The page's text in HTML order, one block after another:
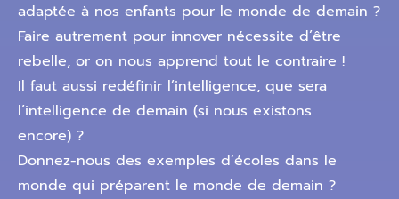
adaptée à nos enfants pour le monde de demain ?
Faire autrement pour innover nécessite d’être
rebelle, or on nous apprend tout le contraire !
Il faut aussi redéfinir l’intelligence, que sera
l’intelligence de demain (si nous existons
encore) ?
Donnez-nous des exemples d’écoles dans le
monde qui préparent le monde de demain ?